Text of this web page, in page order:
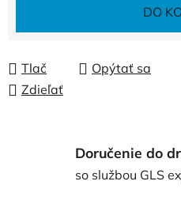
DO
Tlač Opýtať sa
Zdieľať
Doručenie do
so službou GLS